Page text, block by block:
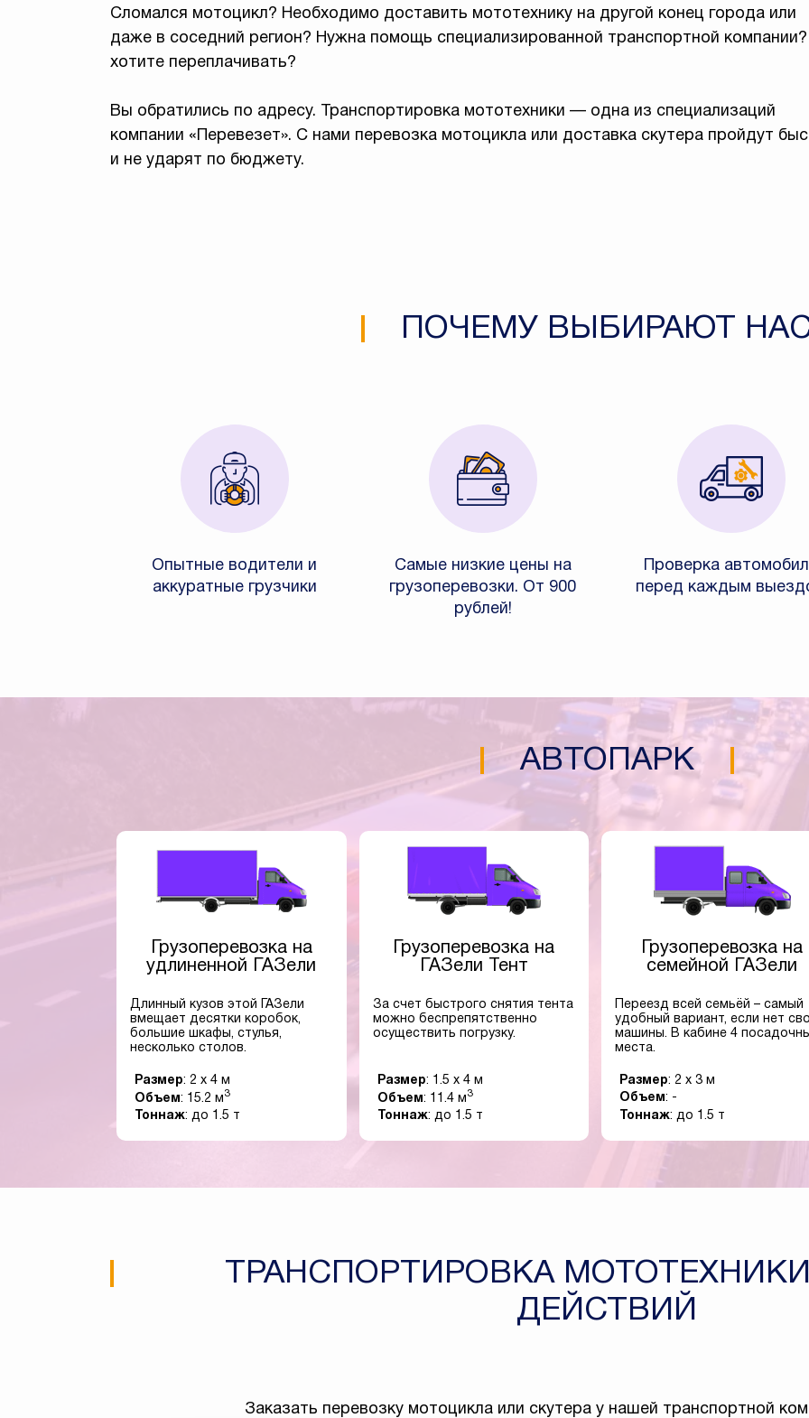
Сломался мотоцикл? Необходимо доставить мототехнику на другой конец города или
даже в соседний регион? Нужна помощь специализированной транспортной
хотите переплачивать?
Вы обратились по адресу. Транспортировка мототехники — одна из специализаций
компании «Перевезет». С нами перевозка мотоцикла или доставка скутера пройдут
и не ударят по бюджету.
ПОЧЕМУ ВЫБИРАЮТ
Опытные водители и
аккуратные грузчики
Самые низкие цены на
грузоперевозки. От 900
рублей!
Проверка
перед каждым
АВТОПАРК
Грузоперевозка на
удлиненной ГАЗели
Длинный кузов этой ГАЗели
вмещает десятки коробок,
большие шкафы, стулья,
несколько столов.
Размер: 2 x 4 м
Объем: 15.2 м 3
Тоннаж: до 1.5 т
Грузоперевозка на
ГАЗели Тент
За счет быстрого снятия тента
можно беспрепятственно
осуществить погрузку.
Размер: 1.5 x 4 м
Объем: 11.4 м 3
Тоннаж: до 1.5 т
Грузоперевозка на
семейной ГАЗели
Переезд всей семьёй – самый
удобный вариант, если нет
машины. В кабине 4
места.
Размер: 2 x 3 м
Объем: -
Тоннаж: до 1.5 т
ТРАНСПОРТИРОВКА
ДЕЙСТВИЙ
Заказать перевозку мотоцикла или скутера у нашей транспортной